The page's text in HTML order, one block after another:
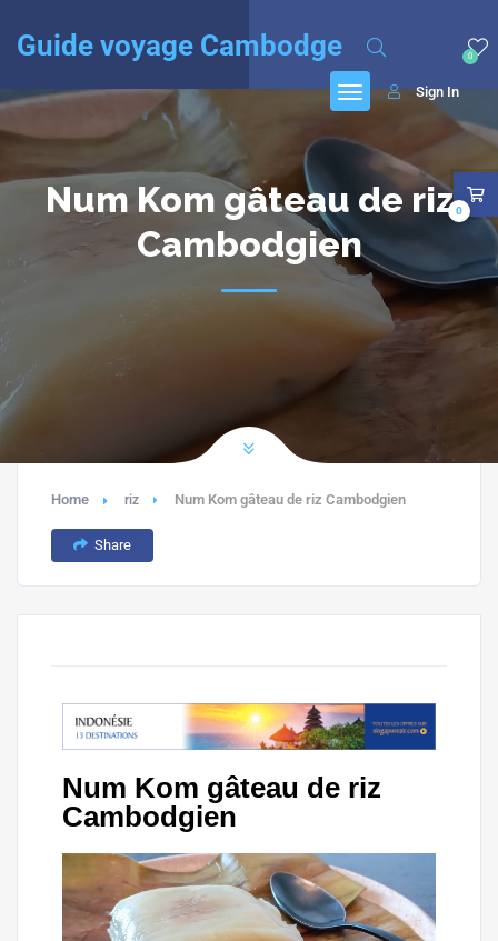
Guide voyage Cambodge 0
Sign In
Num Kom gâteau de riz
Cambodgien
Home riz Num Kom gâteau de riz Cambodgien
Share
Num Kom gâteau de riz
Cambodgien
0